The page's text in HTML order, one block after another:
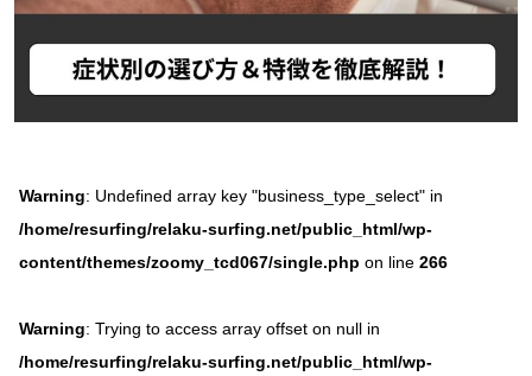
Warning: Undefined array key "business_type_select" in
/home/resurfing/relaku-surfing.net/public_html/wp-
content/themes/zoomy_tcd067/single.php on line 266
Warning: Trying to access array offset on null in
/home/resurfing/relaku-surfing.net/public_html/wp-